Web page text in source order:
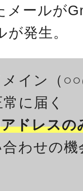
メールが
が発生。
メイン（
に届く
ドレスの
合わせの